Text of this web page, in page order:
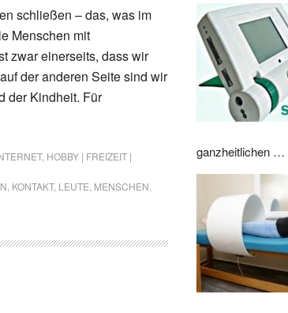
schließen – das, was im
Menschen mit
zwar einerseits, dass wir
der anderen Seite sind wir
der Kindheit. Für
, HOBBY | FREIZEIT |
KONTAKT, LEUTE MENSCHEN
ganzheitlichen …